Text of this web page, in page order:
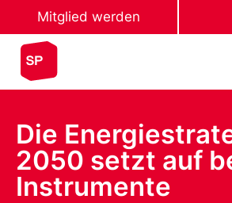
Mitglied werden
Die
2050 setzt auf
Instrumente